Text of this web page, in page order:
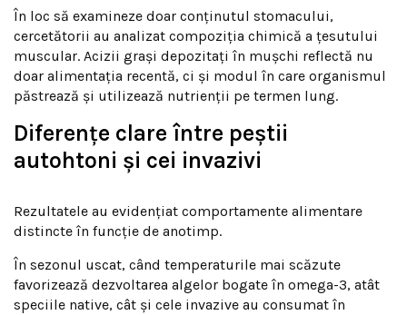
În loc să examineze doar conținutul stomacului,
cercetătorii au analizat compoziția chimică a țesutului
muscular. Acizii grași depozitați în mușchi reflectă nu
doar alimentația recentă, ci și modul în care organismul
păstrează și utilizează nutrienții pe termen lung.
Diferențe clare între peștii
autohtoni și cei invazivi
Rezultatele au evidențiat comportamente alimentare
distincte în funcție de anotimp.
În sezonul uscat, când temperaturile mai scăzute
favorizează dezvoltarea algelor bogate în omega-3, atât
speciile native, cât și cele invazive au consumat în